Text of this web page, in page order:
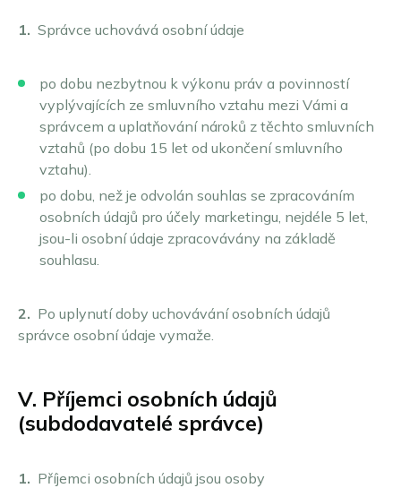
1. Správce uchovává osobní údaje
po dobu nezbytnou k výkonu práv a povinností
vyplývajících ze smluvního vztahu mezi Vámi a
správcem a uplatňování nároků z těchto smluvních
vztahů (po dobu 15 let od ukončení smluvního
vztahu).
po dobu, než je odvolán souhlas se zpracováním
osobních údajů pro účely marketingu, nejdéle 5 let,
jsou-li osobní údaje zpracovávány na základě
souhlasu.
2. Po uplynutí doby uchovávání osobních údajů
správce osobní údaje vymaže.
V. Příjemci osobních údajů
(subdodavatelé správce)
1. Příjemci osobních údajů jsou osoby